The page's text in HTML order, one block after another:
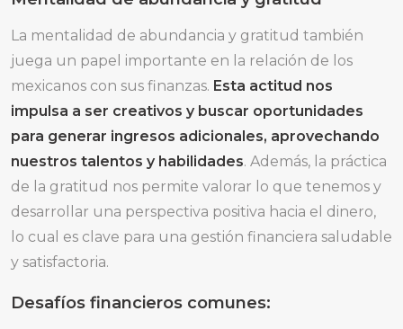
La mentalidad de abundancia y gratitud también
juega un papel importante en la relación de los
mexicanos con sus finanzas. Esta actitud nos
impulsa a ser creativos y buscar oportunidades
para generar ingresos adicionales, aprovechando
nuestros talentos y habilidades. Además, la práctica
de la gratitud nos permite valorar lo que tenemos y
desarrollar una perspectiva positiva hacia el dinero,
lo cual es clave para una gestión financiera saludable
y satisfactoria.
Desafíos financieros comunes: